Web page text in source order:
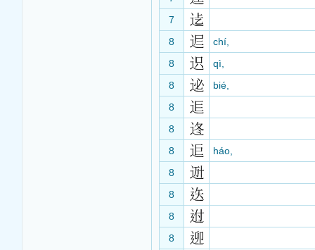
7
8
chí,
8
qì,
8
bié,
8
8
8
háo,
8
8
8
8